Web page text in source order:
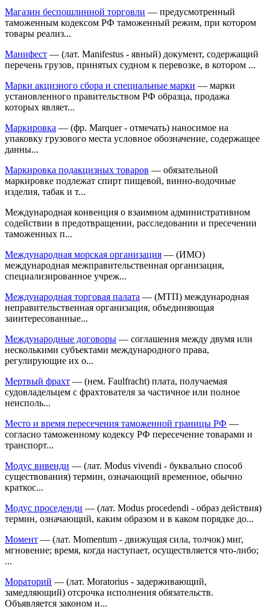
Магазин беспошлинной торговли — предусмотренный
таможенным кодексом РФ таможенный режим, при котором
товары реализ...
Манифест — (лат. Manifestus - явный) документ, содержащий
перечень грузов, принятых судном к перевозке, в котором ...
Марки акцизного сбора и специальные марки — марки
установленного правительством РФ образца, продажа
которых являет...
Маркировка — (фр. Marquer - отмечать) наносимое на
упаковку грузового места условное обозначение, содержащее
данны...
Маркировка подакцизных товаров — обязательной
маркировке подлежат спирт пищевой, винно-водочные
изделия, табак и т...
Международная конвенция о взаимном административном
содействии в предотвращении, расследовании и пресечении
таможенных п...
Международная морская организация — (ИМО)
международная межправительственная организация,
специализированное учреж...
Международная торговая палата — (МТП) международная
неправительственная организация, объединяющая
заинтересованные...
Международные договоры — соглашения между двумя или
несколькими субъектами международного права,
регулирующие их о...
Мертвый фрахт — (нем. Faulfracht) плата, получаемая
судовладельцем с фрахтователя за частичное или полное
неисполь...
Место и время пересечения таможенной границы РФ —
согласно таможенному кодексу РФ пересечение товарами и
транспорт...
Модус вивенди — (лат. Modus vivendi - буквально способ
существования) термин, означающий временное, обычно
краткос...
Модус проседенди — (лат. Modus procedendi - образ действия)
термин, означающий, каким образом и в каком порядке до...
Момент — (лат. Momentum - движущая сила, толчок) миг,
мгновение; время, когда наступает, осуществляется что-либо;
...
Мораторий — (лат. Moratorius - задерживающий,
замедляющий) отсрочка исполнения обязательств.
Объявляется законом и...